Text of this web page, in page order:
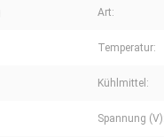
Art:
Temperatur:
Kühlmittel:
Spannung (V):